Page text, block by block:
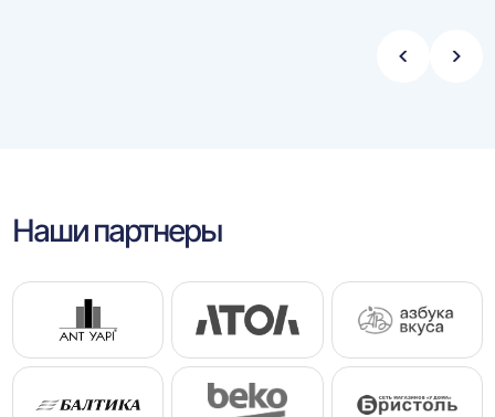
Стрелка
Наши партнеры